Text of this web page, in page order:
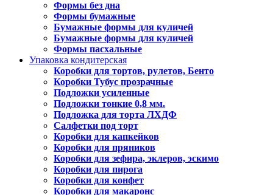
Формы без дна
Формы бумажные
Бумажные формы для куличей
Бумажные формы для куличей
Формы пасхальные
Упаковка кондитерская
Коробки для тортов, рулетов, Бенто
Коробки Тубус прозрачные
Подложки усиленные
Подложки тонкие 0,8 мм.
Подложка для торта ЛХДФ
Салфетки под торт
Коробки для капкейков
Коробки для пряников
Коробки для зефира, эклеров, эскимо
Коробки для пирога
Коробки для конфет
Коробки для макаронс